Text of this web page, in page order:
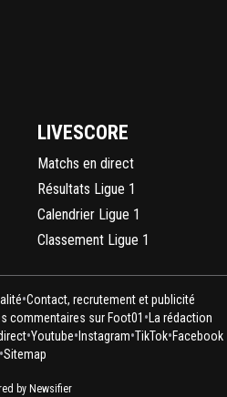
LIVESCORE
Matchs en direct
Résultats Ligue 1
Calendrier Ligue 1
Classement Ligue 1
•Contact, recrutement et publicité
commentaires sur Foot01 • La rédaction
•Youtube• Instagram•TikTok•Facebook
•Sitemap
by Newsifier